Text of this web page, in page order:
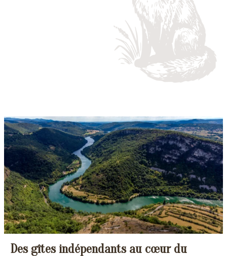
Des gîtes indépendants au cœur du